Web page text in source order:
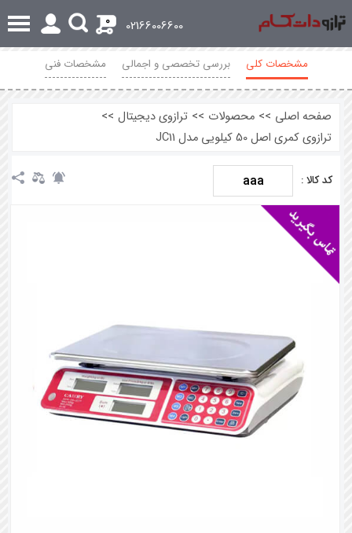
02166006600
0
مشخصات کلی بررسی تخصصی و اجمالی مشخصات فنی
صفحه اصلی >> محصولات >> ترازوی دیجیتال >>
ترازوی کمری اصل 50 کیلویی مدل JC11
کد کالا : aaa